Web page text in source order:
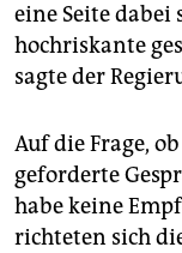
eine Seite
hochriskante
sagte der
Auf die Frage,
geforderte
habe keine
richteten sich